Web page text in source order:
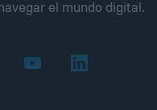
útil,
insignia de siete
el mundo digital.